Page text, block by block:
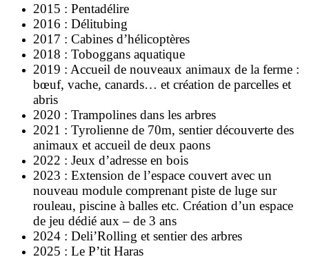
2015 : Pentadélire
2016 : Délitubing
2017 : Cabines d’hélicoptères
2018 : Toboggans aquatique
2019 : Accueil de nouveaux animaux de la ferme :
bœuf, vache, canards… et création de parcelles et
abris
2020 : Trampolines dans les arbres
2021 : Tyrolienne de 70m, sentier découverte des
animaux et accueil de deux paons
2022 : Jeux d’adresse en bois
2023 : Extension de l’espace couvert avec un
nouveau module comprenant piste de luge sur
rouleau, piscine à balles etc. Création d’un espace
de jeu dédié aux – de 3 ans
2024 : Deli’Rolling et sentier des arbres
2025 : Le P’tit Haras